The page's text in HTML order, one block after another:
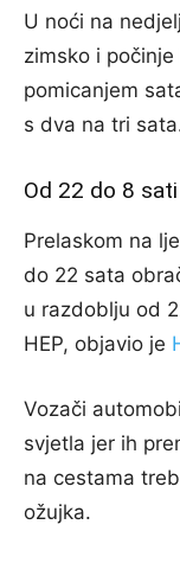
U noći na
zimsko i
pomicanjem
s dva na tri
Od 22 do 8
Prelaskom na
do 22 sata
u razdoblju od
HEP, objavio je
Vozači
svjetla jer ih
na cestama
ožujka.